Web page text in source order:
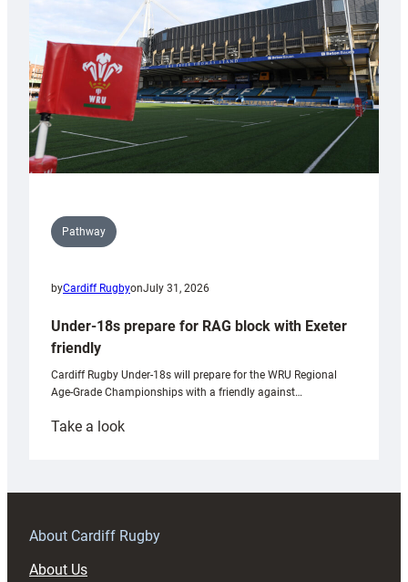
Wales
U20s
Pathway
byCardiff RugbyonJuly 31, 2026
Under-18s prepare for RAG block with Exeter
friendly
Cardiff Rugby Under-18s will prepare for the WRU Regional
Age-Grade Championships with a friendly against…
Take a look:
prepare
RAG
About Cardiff Rugby
About Us